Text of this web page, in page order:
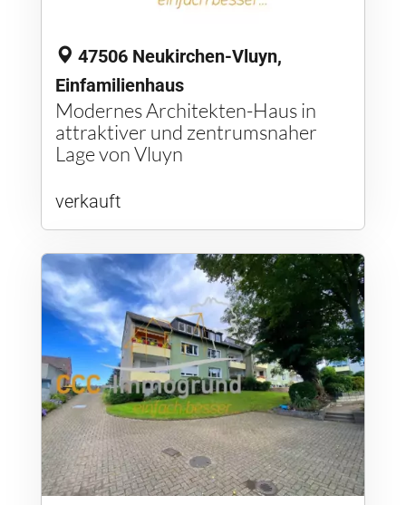
47506 Neukirchen-Vluyn,
Einfamilienhaus
Modernes Architekten-Haus in
attraktiver und zentrumsnaher
Lage von Vluyn
verkauft